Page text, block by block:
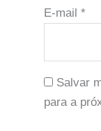
E-mail *
Salvar
para a